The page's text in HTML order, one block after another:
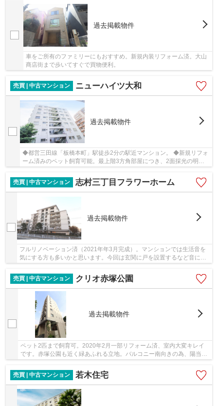
過去掲載物件
車をご所有のファミリーにもおすすめ。新規内装リフォーム済。大山
商店街まで歩いてすぐで買物便利。
売買 | 中古マンション ニューハイツ大和
過去掲載物件
◆都営三田線「板橋本町」駅徒歩2分の駅近マンション。 ◆新規リフォ
ーム済みのペット飼育可能。最上階3方角部屋につき、2面採光の明る
売買 | 中古マンション
志村三丁目フラワーホーム
過去掲載物件
フルリノベーション済（2021年年3月完成）。マンションでは生活音を
気にする方も多いかと思います。今回は玄関に戸を設置するなど音に配
売買 | 中古マンション
クリオ赤塚公園
過去掲載物件
ペット2匹まで飼育可。2020年2月一部リフォーム済、室内大変キレイ
です。赤塚公園も近く緑あふれる立地。バルコニー南向きの為、陽当た
売買 | 中古マンション
若木住宅